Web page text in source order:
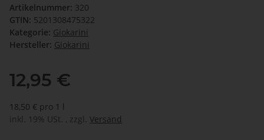
Artikelnummer: 320
GTIN: 5201308475322
Kategorie: Giokarini
Hersteller: Giokarini
12,95 €
18,50 € pro 1 l
inkl. 19% USt. , zzgl. Versand